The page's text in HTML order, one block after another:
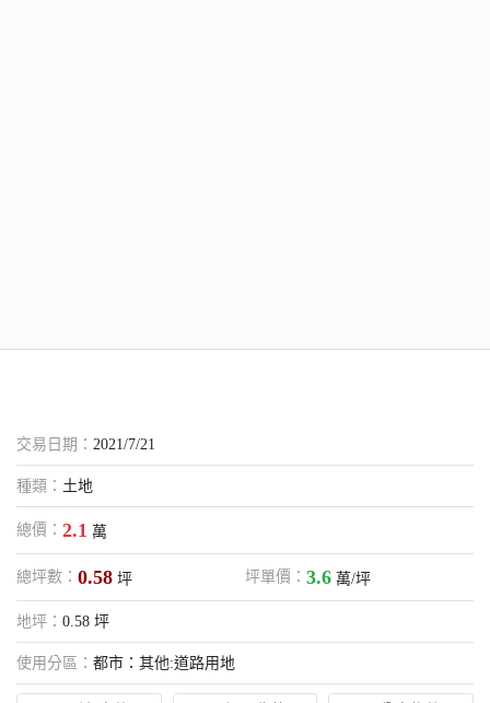
交易日期： 2021/7/21
種類： 土地
總價： 2.1 萬
總坪數： 0.58 坪 坪單價： 3.6 萬/坪
地坪： 0.58 坪
使用分區： 都市：其他:道路用地